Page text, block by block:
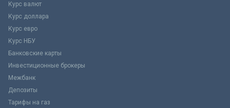
Курс валют
Курс доллара
Курс евро
Курс НБУ
Банковские карты
Инвестиционные брокеры
Межбанк
Депозиты
Тарифы на газ